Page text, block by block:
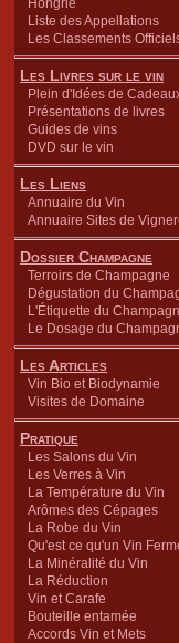
Hongrie
Liste des Appellations
Les Classements
Les Livres sur le vin
Plein d'Idées de
Présentations de livres
Guides de vins
DVD sur le vin
Les Liens
Annuaire du Vin
Annuaire Sites de
Dossier Champagne
Terroirs de Champagne
Dégustation du
L'Étiquette du
Le Dosage du
Les Articles
Vin Bio et Biodynamie
Visites de Domaine
Pratique
Les Salons du Vin
Les Verres à Vin
La Température du Vin
Arômes des Cépages
La Robe du Vin
Qu'est ce qu'un Vin
La Minéralité du Vin
La Réduction
Vin et Carafe
Bouteille entamée
Accords Vin et Mets